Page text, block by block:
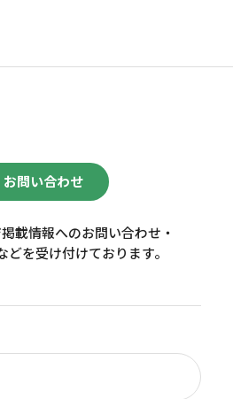
お問い合わせ
載情報へのお問い合わせ・
どを受け付けております。